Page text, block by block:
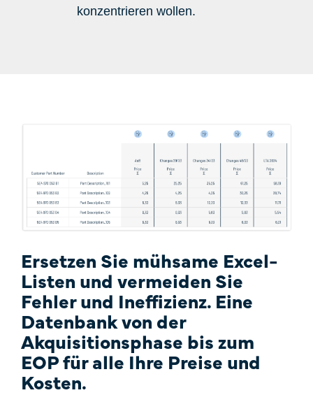
konzentrieren wollen.
Ersetzen Sie mühsame Excel-
Listen und vermeiden Sie
Fehler und Ineffizienz. Eine
Datenbank von der
Akquisitionsphase bis zum
EOP für alle Ihre Preise und
Kosten.